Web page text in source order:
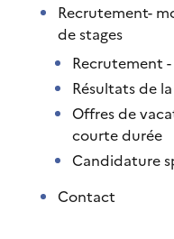
Recrutement-
de stages
Recrutement
Résultats de
Offres de
courte durée
Candidature
Contact